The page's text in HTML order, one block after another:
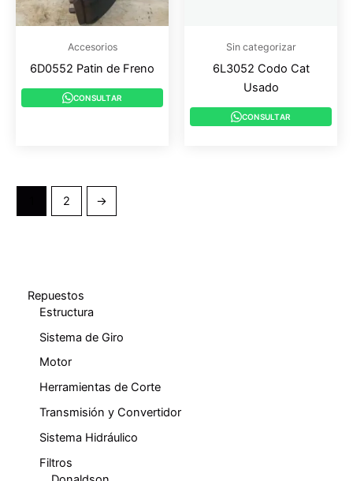
Repuestos
Estructura
Sistema de Giro
Motor
Herramientas de Corte
Transmisión y Convertidor
Sistema Hidráulico
Filtros
Accesorios
6D0552 Patin de Freno
CONSULTAR
Sin categorizar
6L3052 Codo Cat
Usado
CONSULTAR
2 →